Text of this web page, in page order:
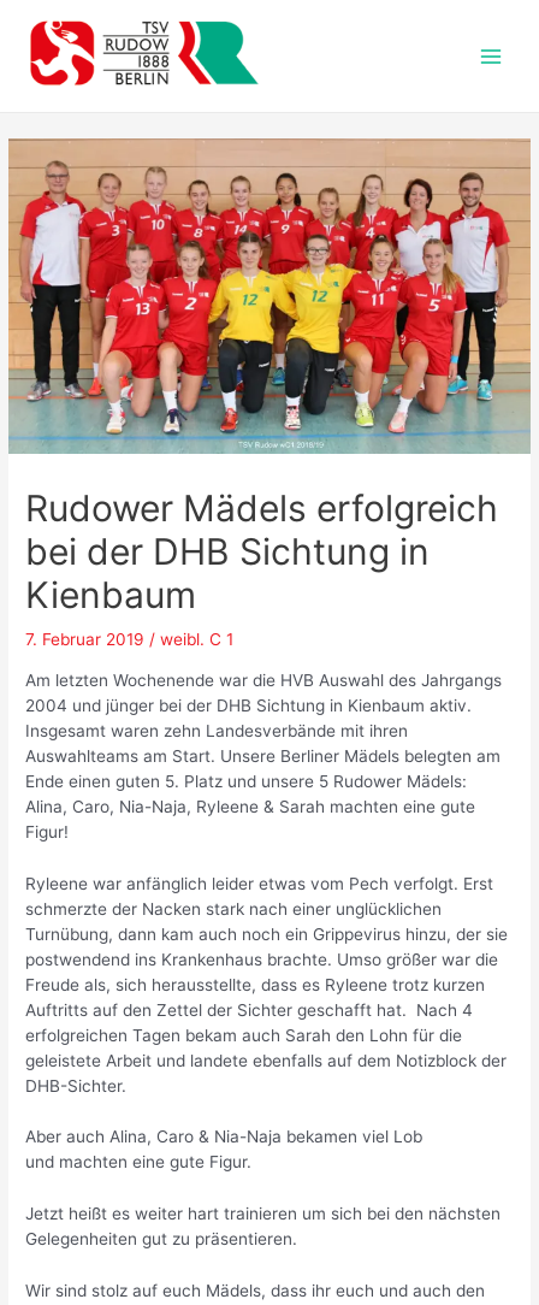
Inhalt
springen
Rudower Mädels erfolgreich
bei der DHB Sichtung in
Kienbaum
7. Februar 2019 /weibl. C 1
Am letzten Wochenende war die HVB Auswahl des Jahrgangs
2004 und jünger bei der DHB Sichtung in Kienbaum aktiv.
Insgesamt waren zehn Landesverbände mit ihren
Auswahlteams am Start. Unsere Berliner Mädels belegten am
Ende einen guten 5. Platz und unsere 5 Rudower Mädels:
Alina, Caro, Nia-Naja, Ryleene & Sarah machten eine gute
Figur!
Ryleene war anfänglich leider etwas vom Pech verfolgt. Erst
schmerzte der Nacken stark nach einer unglücklichen
Turnübung, dann kam auch noch ein Grippevirus hinzu, der sie
postwendend ins Krankenhaus brachte. Umso größer war die
Freude als, sich herausstellte, dass es Ryleene trotz kurzen
Auftritts auf den Zettel der Sichter geschafft hat. Nach 4
erfolgreichen Tagen bekam auch Sarah den Lohn für die
geleistete Arbeit und landete ebenfalls auf dem Notizblock der
DHB-Sichter.
Aber auch Alina, Caro & Nia-Naja bekamen viel Lob
und machten eine gute Figur.
Jetzt heißt es weiter hart trainieren um sich bei den nächsten
Gelegenheiten gut zu präsentieren.
Wir sind stolz auf euch Mädels, dass ihr euch und auch den